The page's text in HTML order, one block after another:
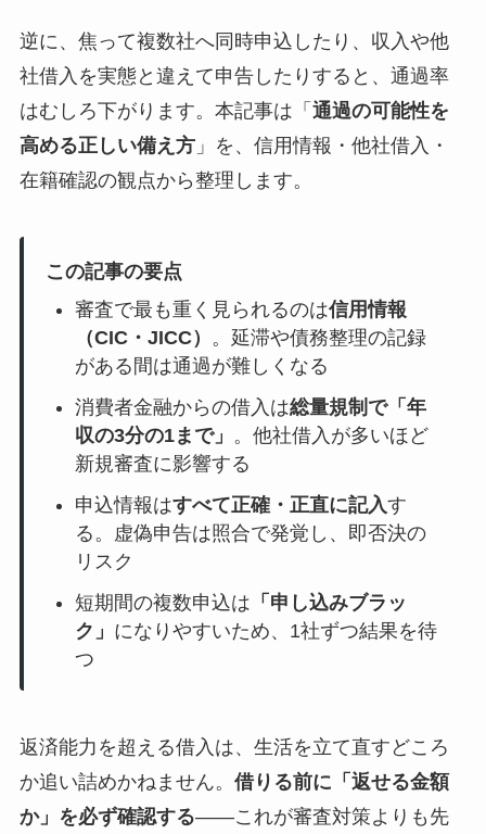
逆に、焦って複数社へ同時申込したり、収入や他
社借入を実態と違えて申告したりすると、通過率
はむしろ下がります。本記事は「 通過の可能性を
高める正しい備え方」を、信用情報・他社借入・
在籍確認の観点から整理します。
この記事の要点
審査で最も重く見られるのは信用情報
（CIC・JICC） 。延滞や債務整理の記録
がある間は通過が難しくなる
消費者金融からの借入は総量規制で「年
収の3分の1まで」 。他社借入が多いほど
新規審査に影響する
申込情報はすべて正確・正直に記入す
る。虚偽申告は照合で発覚し、即否決の
リスク
短期間の複数申込は 「申し込みブラッ
ク」 になりやすいため、1社ずつ結果を待
つ
返済能力を超える借入は、生活を立て直すどころ
か追い詰めかねません。 借りる前に「返せる金額
か」を必ず確認する——これが審査対策よりも先